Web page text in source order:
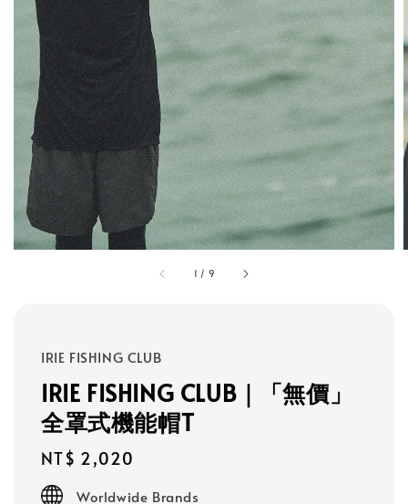
1 / 9
IRIE FISHING CLUB
IRIE FISHING CLUB｜「無價」
全罩式機能帽T
Regular
price
NT$ 2,020
Worldwide Brands